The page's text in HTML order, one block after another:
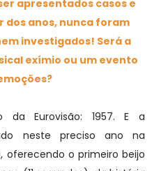
apresentados casos e
dos anos, nunca foram
investigados! Será a
exímio ou um evento
da Eurovisão: 1957. E a
neste preciso ano na
o primeiro beijo